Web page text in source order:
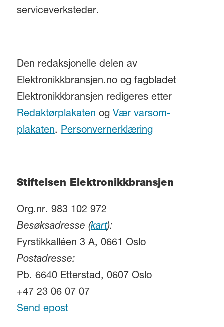
serviceverksteder.
Den redaksjonelle delen av
Elektronikkbransjen.no og fagbladet
Elektronikkbransjen redigeres etter
Redaktørplakaten og Vær varsom-
plakaten. Personvernerklæring
Stiftelsen Elektronikkbransjen
Org.nr. 983 102 972
Besøksadresse (kart):
Fyrstikkalléen 3 A, 0661 Oslo
Postadresse:
Pb. 6640 Etterstad, 0607 Oslo
+47 23 06 07 07
Send epost